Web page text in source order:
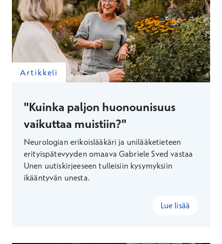
Artikkeli
"Kuinka paljon huonounisuus
vaikuttaa muistiin?"
Neurologian erikoislääkäri ja unilääketieteen
erityispätevyyden omaava Gabriele Sved vastaa
Unen uutiskirjeeseen tulleisiin kysymyksiin
ikääntyvän unesta.
Lue lisää